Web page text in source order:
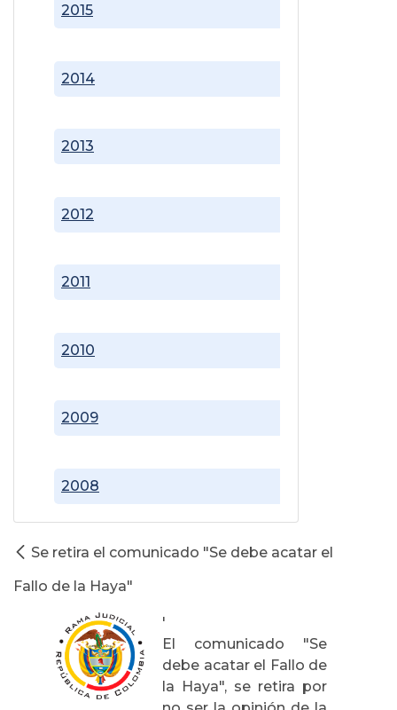
2008
2009
2010
2011
2012
2013
2014
2015
Se retira el comunicado "Se debe acatar el
Fallo de la Haya"
'
El comunicado "Se
debe acatar el Fallo de
la Haya", se retira por